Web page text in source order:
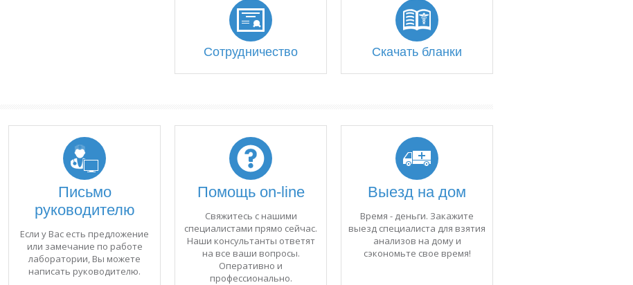
Сотрудничество Скачать бланки
Письмо
руководителю
Если у Вас есть предложение
или замечание по работе
лаборатории, Вы можете
написать руководителю.
Помощь on-line
Свяжитесь с нашими
специалистами прямо сейчас.
Наши консультанты ответят
на все ваши вопросы.
Оперативно и
профессионально.
Выезд на дом
Время - деньги. Закажите
выезд специалиста для взятия
анализов на дому и
сэкономьте свое время!